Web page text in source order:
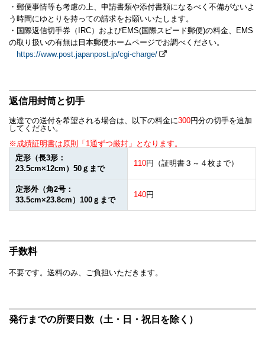
・郵便事情等も考慮の上、申請書類や添付書類になるべく不備がないよ
う時間にゆとりを持っての請求をお願いいたします。
・国際返信切手券（IRC）およびEMS(国際スピード郵便)の料金、EMS
の取り扱いの有無は日本郵便ホームページでお調べください。
https://www.post.japanpost.jp/cgi-charge/
返信用封筒と切手
速達での送付を希望される場合は、以下の料金に300円分の切手を追加
してください。
※成績証明書は原則「1通ずつ厳封」となります。
定形（長3形：
23.5cm×12cm）50ｇまで
110円（証明書３～４枚まで）
定形外（角2号：
33.5cm×23.8cm）100ｇまで
140円
手数料
不要です。送料のみ、ご負担いただきます。
発行までの所要日数（土・日・祝日を除く）